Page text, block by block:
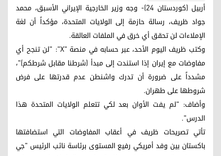
أربيل (كوردستان 24)- وجه وزير الخارجية الإيراني الأسبق، محمد
جواد ظريف، رسالة حازمة إلى الولايات المتحدة، مؤكداً أن لغة
الإملاءات لن تحقق أي خرق في الملفات العالقة.
وكتب ظريف اليوم الأحد، عبر حسابه في منصة "X": "لن تنجح أي
مفاوضات مع إيران إذا استندت إلى مبدأ (شرطنا مقابل شرطكم)"،
مشدداً على ضرورة أن تدرك واشنطن عدم قدرتها على فرض
شروطها على طهران.
وأضاف: "لم يفت الأوان بعد لكي تتعلم الولايات المتحدة هذا
الدرس".
تأتي تصريحات ظريف في أعقاب المفاوضات التي استضافتها
باكستان بين وفد أمريكي رفيع المستوى برئاسة نائب الرئيس "جي